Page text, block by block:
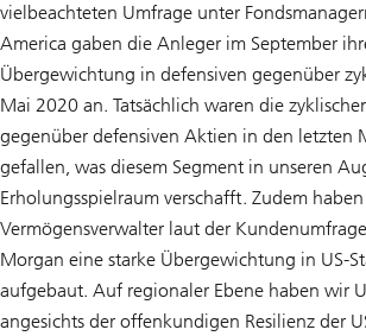
vielbeachteten Umfrage unter
America gaben die Anleger im September
Übergewichtung in defensiven gegenüber
Mai 2020 an. Tatsächlich waren die
gegenüber defensiven Aktien in den letzten
gefallen, was diesem Segment in unseren
Erholungsspielraum verschafft. Zudem
Vermögensverwalter laut der Kundenumfrage
Morgan eine starke Übergewichtung in US-
aufgebaut. Auf regionaler Ebene haben wir
angesichts der offenkundigen Resilienz der